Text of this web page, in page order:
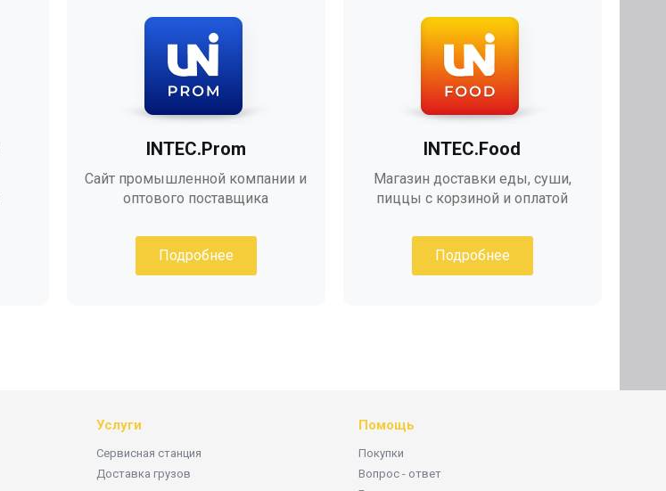
INTEC.Prom
Сайт промышленной компании и
оптового поставщика
Подробнее
INTEC.Food
Магазин доставки еды, суши,
пиццы с корзиной и оплатой
Подробнее
Услуги
Сервисная станция
Доставка грузов
Помощь
Покупки
Вопрос - ответ